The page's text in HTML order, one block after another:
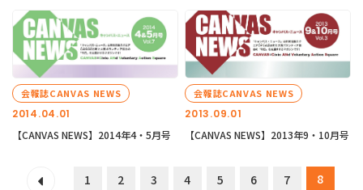
2014.04.01
会報誌CANVAS NEWS
【CANVAS NEWS】2014年4・5月号
2013.09.01
会報誌CANVAS NEWS
【CANVAS NEWS】2013年9・10月号
1 2 3 4 5 6 7
8